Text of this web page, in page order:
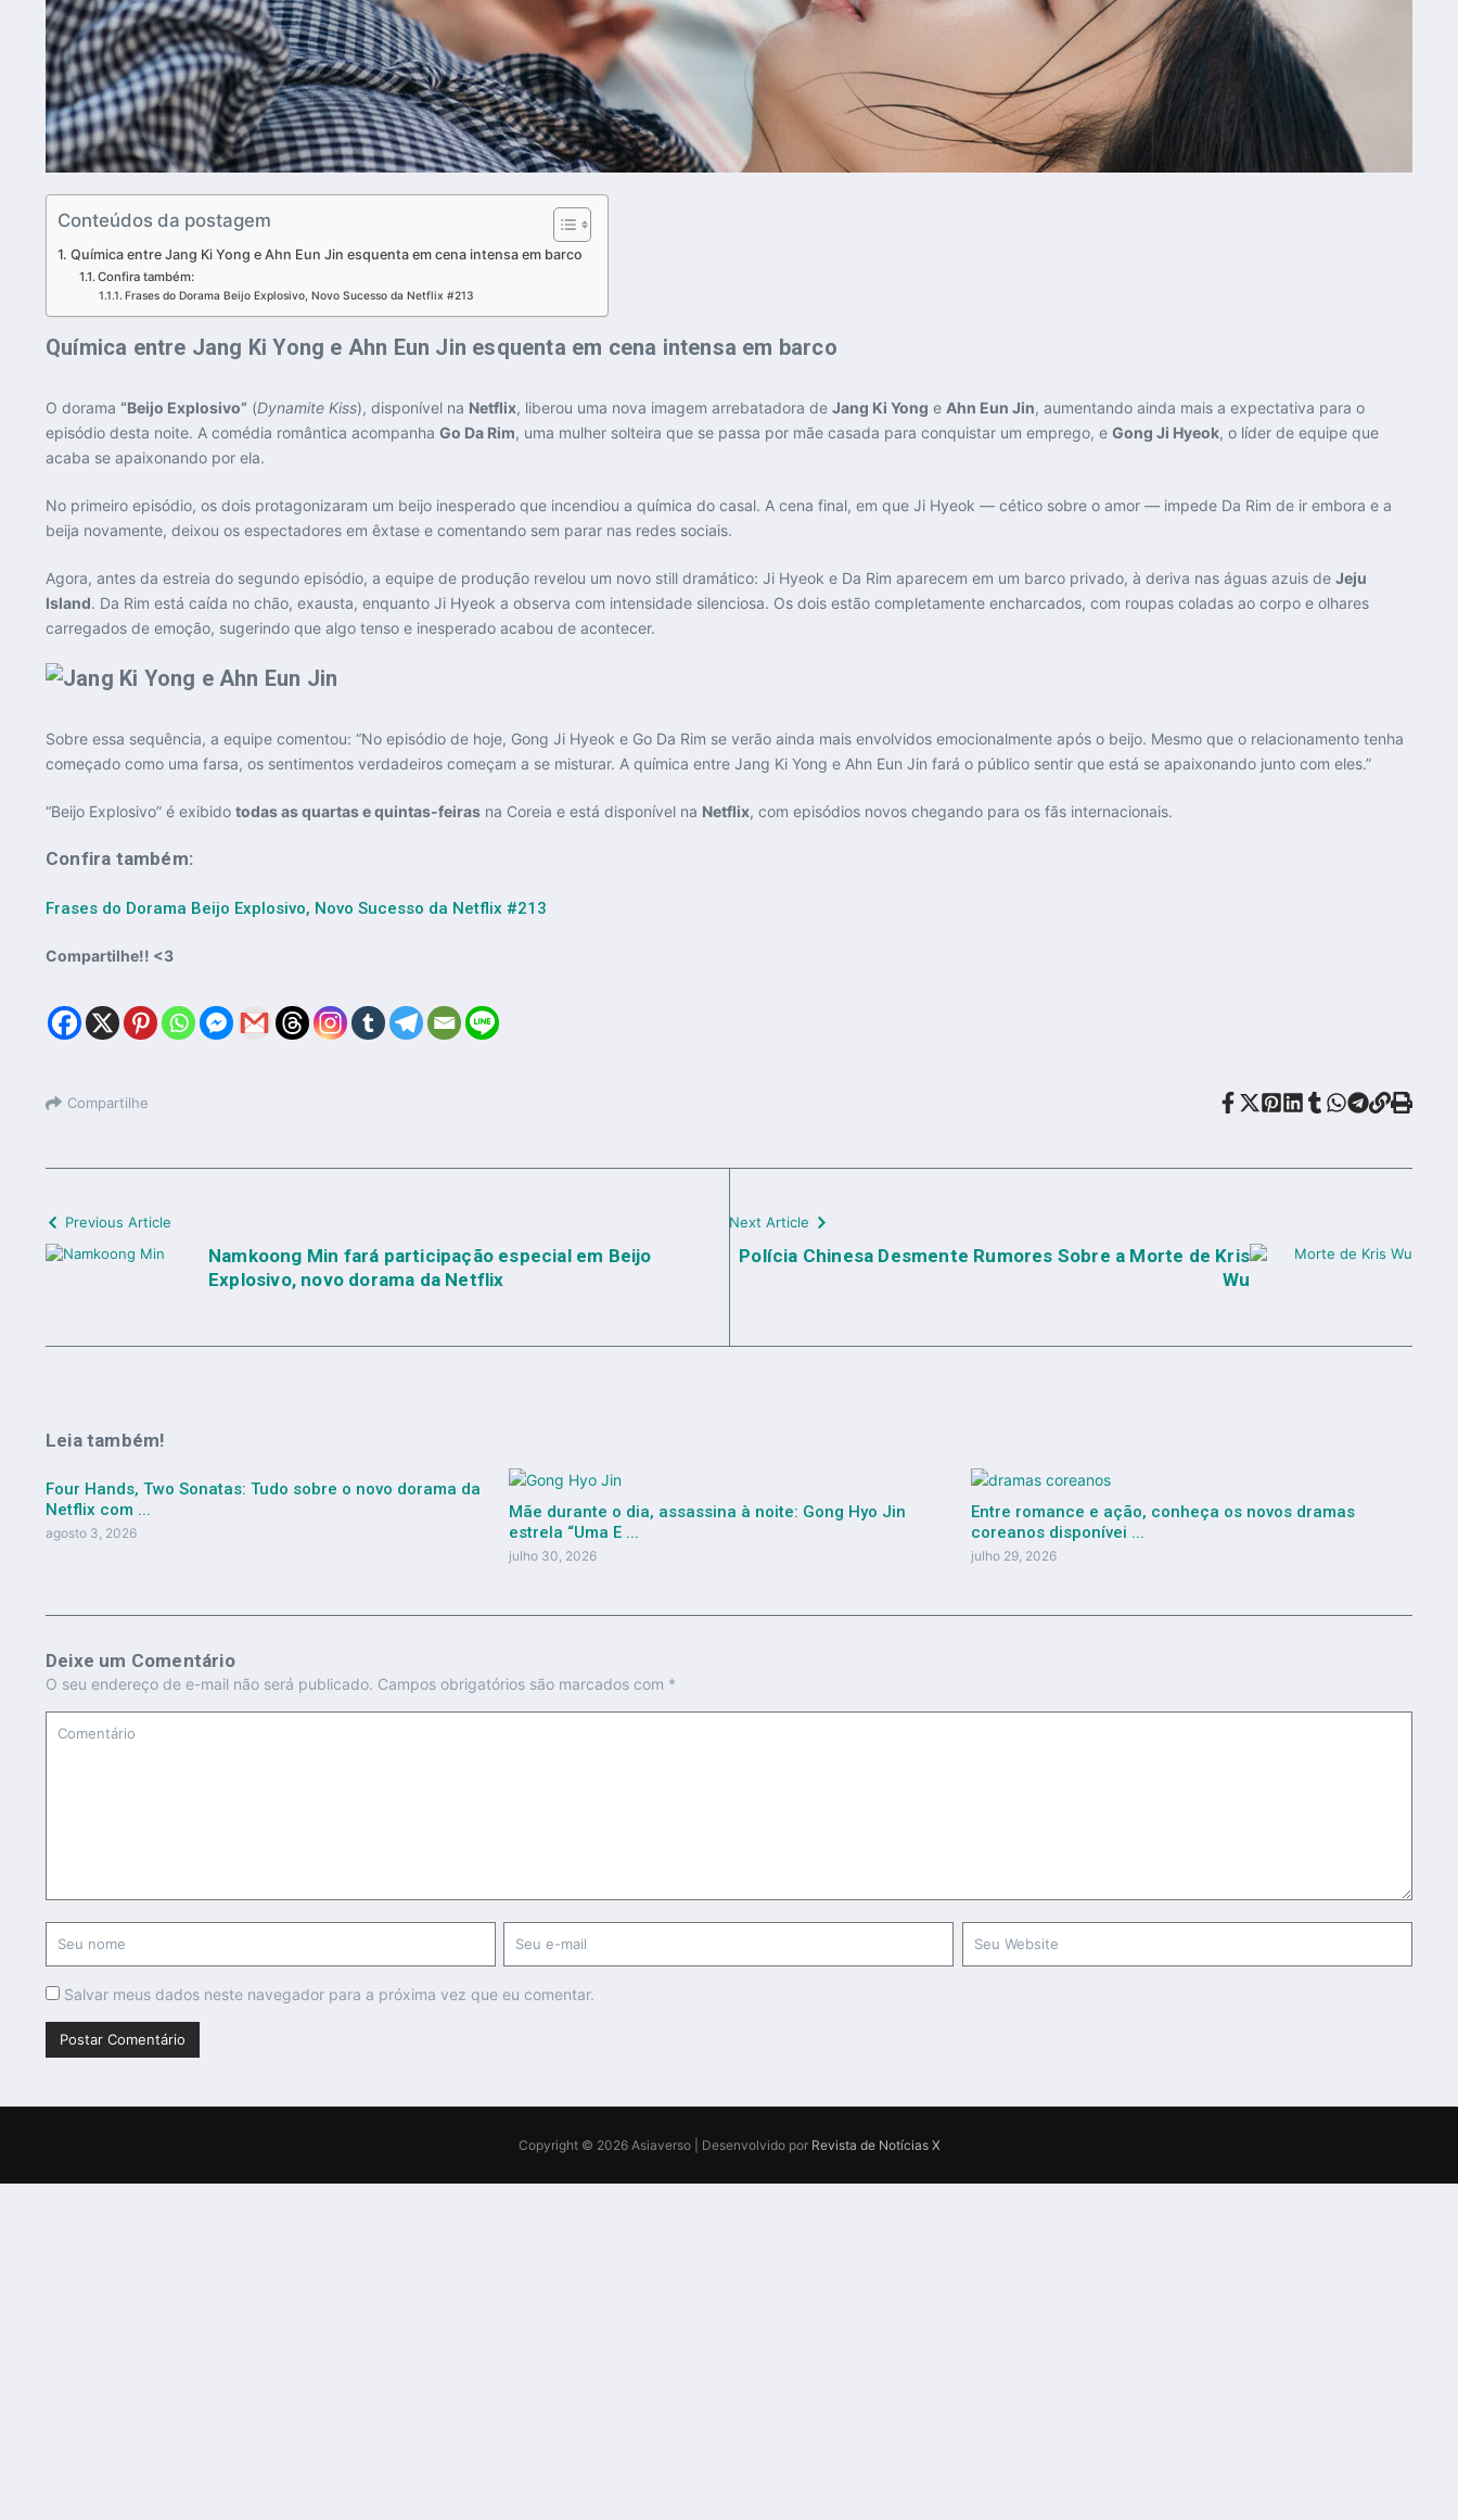
Conteúdos da postagem
Química entre Jang Ki Yong e Ahn Eun Jin esquenta em cena intensa em barco
Confira também:
Frases do Dorama Beijo Explosivo, Novo Sucesso da Netflix #213
Química entre Jang Ki Yong e Ahn Eun Jin esquenta em cena intensa em barco
O dorama “Beijo Explosivo” (Dynamite Kiss), disponível na Netflix, liberou uma nova imagem arrebatadora de Jang Ki Yong e Ahn Eun Jin, aumentando ainda mais a expectativa para o
episódio desta noite. A comédia romântica acompanha Go Da Rim, uma mulher solteira que se passa por mãe casada para conquistar um emprego, e Gong Ji Hyeok, o líder de equipe que
acaba se apaixonando por ela.
No primeiro episódio, os dois protagonizaram um beijo inesperado que incendiou a química do casal. A cena final, em que Ji Hyeok — cético sobre o amor — impede Da Rim de ir embora e a
beija novamente, deixou os espectadores em êxtase e comentando sem parar nas redes sociais.
Agora, antes da estreia do segundo episódio, a equipe de produção revelou um novo still dramático: Ji Hyeok e Da Rim aparecem em um barco privado, à deriva nas águas azuis de Jeju
Island. Da Rim está caída no chão, exausta, enquanto Ji Hyeok a observa com intensidade silenciosa. Os dois estão completamente encharcados, com roupas coladas ao corpo e olhares
carregados de emoção, sugerindo que algo tenso e inesperado acabou de acontecer.
Sobre essa sequência, a equipe comentou: “No episódio de hoje, Gong Ji Hyeok e Go Da Rim se verão ainda mais envolvidos emocionalmente após o beijo. Mesmo que o relacionamento tenha
começado como uma farsa, os sentimentos verdadeiros começam a se misturar. A química entre Jang Ki Yong e Ahn Eun Jin fará o público sentir que está se apaixonando junto com eles.”
“Beijo Explosivo” é exibido todas as quartas e quintas-feiras na Coreia e está disponível na Netflix, com episódios novos chegando para os fãs internacionais.
Confira também:
Frases do Dorama Beijo Explosivo, Novo Sucesso da Netflix #213
Compartilhe!! <3
Compartilhe
Previous Article
Namkoong Min fará participação especial em Beijo
Explosivo, novo dorama da Netflix
Next Article
Polícia Chinesa Desmente Rumores Sobre a Morte de Kris
Wu
Leia também!
Four Hands, Two Sonatas: Tudo sobre o novo dorama da
Netflix com ...
agosto 3, 2026
Mãe durante o dia, assassina à noite: Gong Hyo Jin
estrela “Uma E ...
julho 30, 2026
Entre romance e ação, conheça os novos dramas
coreanos disponívei ...
julho 29, 2026
Deixe um Comentário
O seu endereço de e-mail não será publicado. Campos obrigatórios são marcados com *
Salvar meus dados neste navegador para a próxima vez que eu comentar.
Copyright © 2026 Asiaverso | Desenvolvido por Revista de Notícias X